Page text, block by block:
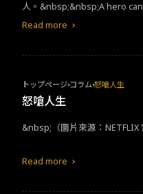
狗的男人！&nbsp;▲《我的ID
（圖／Webtoon , JTBC）
人。&nbsp;&nbsp;A hero
they can be someone who
點睛，以及王進一家的角色塑
物的體驗而心生諸多感觸。台
態。最後勢必發生的大戰場景
心得✦ 從困境中破繭而出王進
Read more
トップページ コラム 怒嗆人生
怒嗆人生
&nbsp;（圖片來源：NETFLIX
Read more